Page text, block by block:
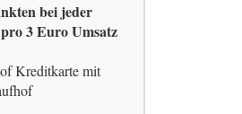
bei jeder
3 Euro Umsatz
Kreditkarte mit